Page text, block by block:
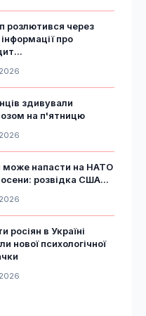
розлютився через
інформації про
здивували
на п'ятницю
може напасти на НАТО
розвідка США...
росіян в Україні
нової психологічної